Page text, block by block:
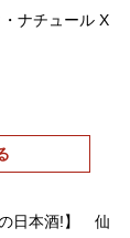
ナチュール X
の日本酒!】 仙